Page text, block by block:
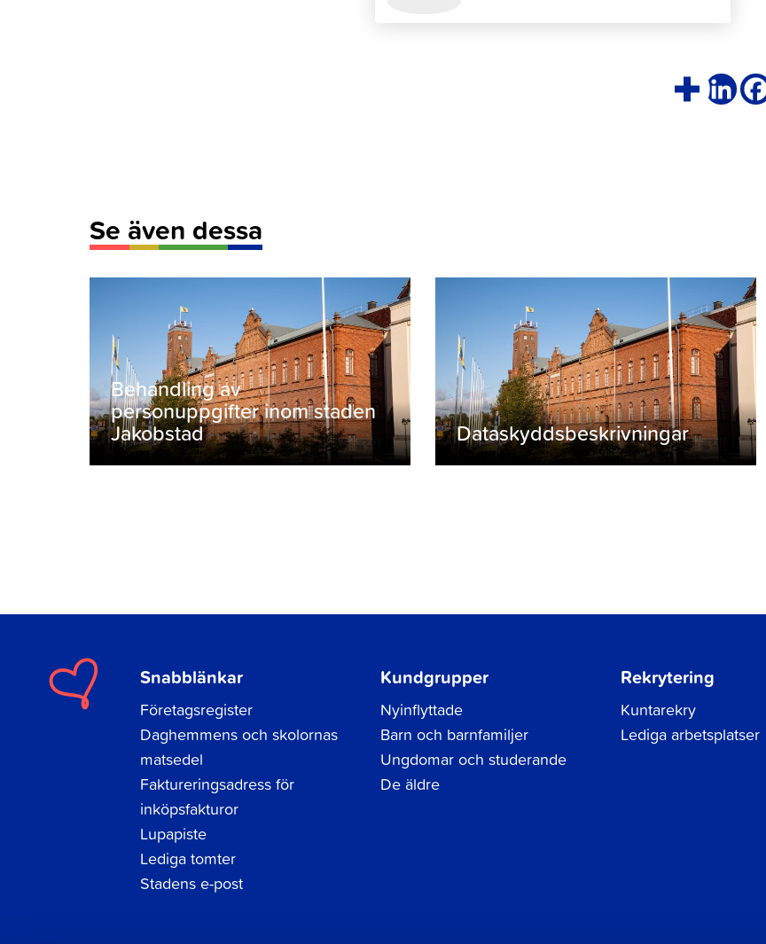
Se även dessa
Behandling av
personuppgifter inom staden
Jakobstad Dataskyddsbeskrivningar
Snabblänkar
Företagsregister
Daghemmens och skolornas
matsedel
Faktureringsadress för
inköpsfakturor
Lupapiste
Lediga tomter
Stadens e-post
Kundgrupper
Nyinflyttade
Barn och barnfamiljer
Ungdomar och studerande
De äldre
Rekrytering
Kuntarekry
Lediga arbetsplatser